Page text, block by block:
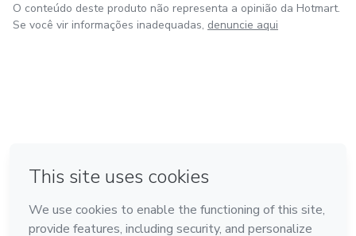
O conteúdo deste produto não representa a opinião da Hotmart.
Se você vir informações inadequadas, denuncie aqui
Feito com ❤ em Bogotá